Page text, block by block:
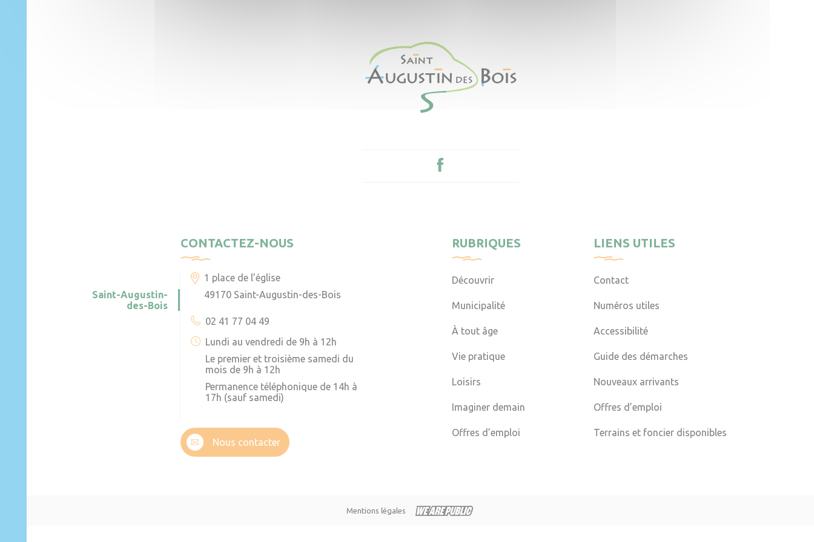
CONTACTEZ-NOUS
Saint-Augustin-
des-Bois
1 place de l’église
49170 Saint-Augustin-des-Bois
02 41 77 04 49
Lundi au vendredi de 9h à 12h
Le premier et troisième samedi du
mois de 9h à 12h
Permanence téléphonique de 14h à
17h (sauf samedi)
Nous contacter
RUBRIQUES
Découvrir
Municipalité
À tout âge
Vie pratique
Loisirs
Imaginer demain
Offres d’emploi
LIENS UTILES
Contact
Numéros utiles
Accessibilité
Guide des démarches
Nouveaux arrivants
Offres d’emploi
Terrains et foncier disponibles
Mentions légales